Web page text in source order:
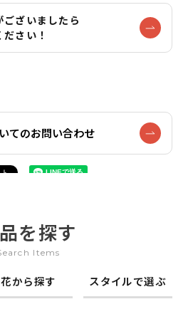
ざいましたら
さい！
てのお問い合わせ
を探す
Items
花から探す スタイルで選ぶ